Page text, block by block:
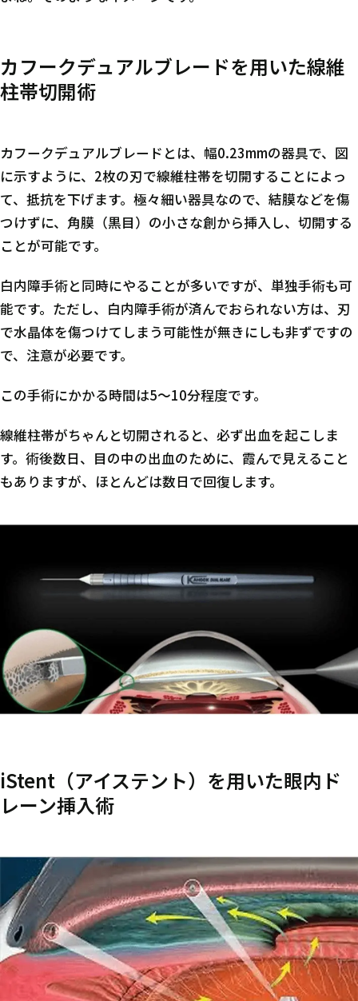
カフークデュアルブレードを用いた線維
柱帯切開術
カフークデュアルブレードとは、幅0.23mmの器具で、図
に示すように、2枚の刃で線維柱帯を切開することによっ
て、抵抗を下げます。極々細い器具なので、結膜などを傷
つけずに、角膜（黒目）の小さな創から挿入し、切開する
ことが可能です。
白内障手術と同時にやることが多いですが、単独手術も可
能です。ただし、白内障手術が済んでおられない方は、刃
で水晶体を傷つけてしまう可能性が無きにしも非ずですの
で、注意が必要です。
この手術にかかる時間は5～10分程度です。
線維柱帯がちゃんと切開されると、必ず出血を起こしま
す。術後数日、目の中の出血のために、霞んで見えること
もありますが、ほとんどは数日で回復します。
iStent（アイステント）を用いた眼内ド
レーン挿入術